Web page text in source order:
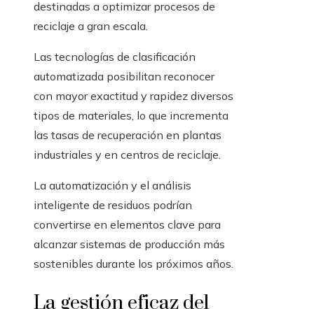
destinadas a optimizar procesos de
reciclaje a gran escala.
Las tecnologías de clasificación
automatizada posibilitan reconocer
con mayor exactitud y rapidez diversos
tipos de materiales, lo que incrementa
las tasas de recuperación en plantas
industriales y en centros de reciclaje.
La automatización y el análisis
inteligente de residuos podrían
convertirse en elementos clave para
alcanzar sistemas de producción más
sostenibles durante los próximos años.
La gestión eficaz del